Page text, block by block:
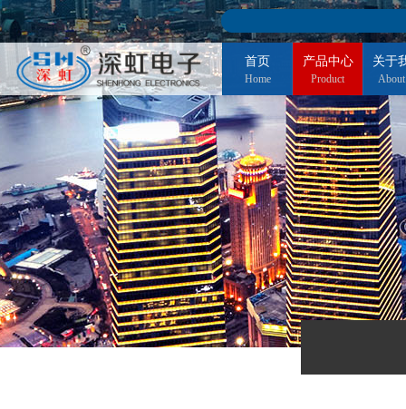
首页
Home
产品中心
Product
关于